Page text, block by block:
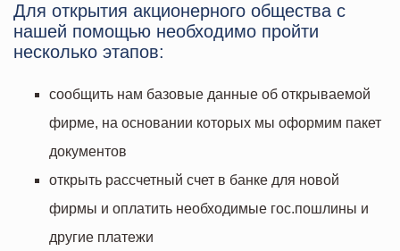
Для открытия акционерного общества с
нашей помощью необходимо пройти
несколько этапов:
сообщить нам базовые данные об открываемой
фирме, на основании которых мы оформим пакет
документов
открыть рассчетный счет в банке для новой
фирмы и оплатить необходимые гос.пошлины и
другие платежи